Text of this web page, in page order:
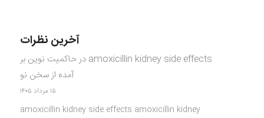
آخرین نظرات
amoxicillin kidney side effects درحاکمیت نوین بر
آمده از سخن نو
۱۵ مرداد ۱۴۰۵
amoxicillin kidney side effects amoxicillin kidney